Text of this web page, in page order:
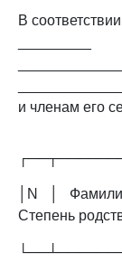
В
и членам его
│N │
Степень